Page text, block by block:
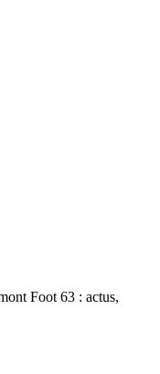
Foot 63 : actus,